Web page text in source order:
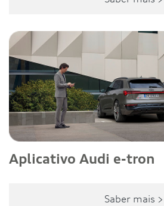
Aplicativo Audi e-tron
Saber mais >